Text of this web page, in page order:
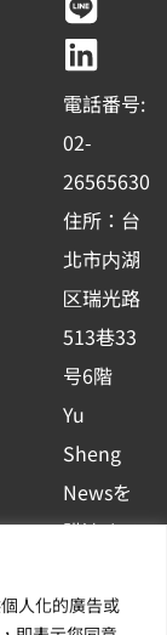
人化的廣告或
e
b
o
o
k
-
s
q
u
a
r
e
t
u
b
e
e
k
e
d
i
n
電話番号:
02-
26565630
住所：台
北市内湖
区瑞光路
513巷33
号6階
Yu
Sheng
Newsを
購読する
イベント